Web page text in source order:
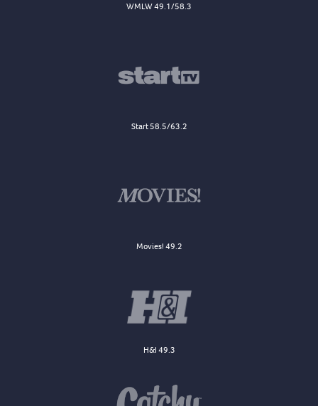
WMLW 49.1/58.3
Start 58.5/63.2
Movies! 49.2
H&I 49.3